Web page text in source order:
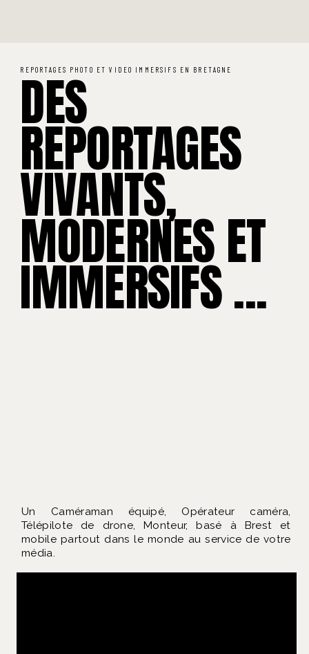
REPORTAGES PHOTO ET VIDEO IMMERSIFS EN BRETAGNE
DES
REPORTAGES
VIVANTS,
MODERNES ET
IMMERSIFS ...
Un Caméraman équipé, Opérateur caméra,
Télépilote de drone, Monteur, basé à Brest et
mobile partout dans le monde au service de votre
média.